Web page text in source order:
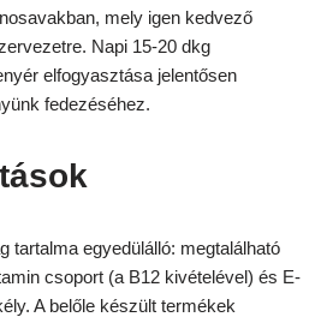
mely igen kedvező
Napi 15-20 dkg
elfogyasztása jelentősen
fedezéséhez.
tartalma egyedülálló: megtalálható
csoport (a B12 kivételével) és E-
A belőle készült termékek